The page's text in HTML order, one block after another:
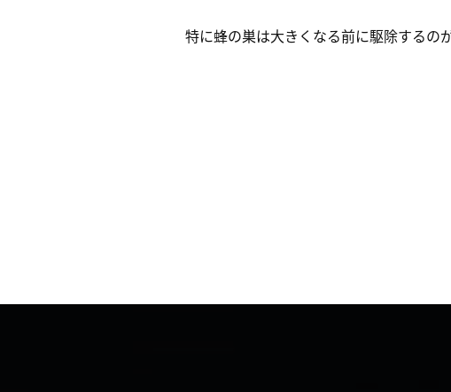
特に蜂の巣は大きくなる前に駆除するの